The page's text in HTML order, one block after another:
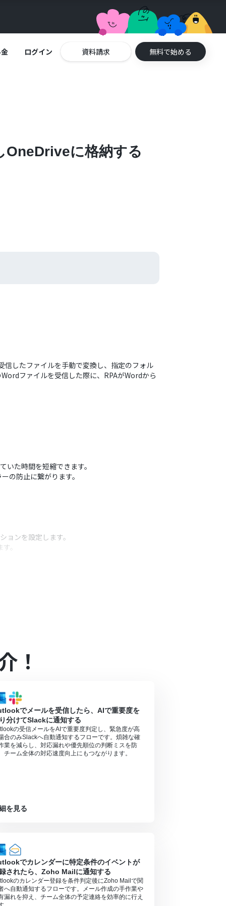
ログイン 資料請求 無料で始める
OneDriveに格納する
したファイルを手動で変換し、指定のフォル
ファイルを受信した際に、RPAがWordから
た時間を短縮できます。
の防止に繋がります。
ンを設定します。
。
変数としてファイル名に含めることも可能で
人向けプランに加入していない場合には認証
ニプラン・チームプランの場合は設定してい
アプリやブラウザを操作するオペレーション
、ご注意ください。
定しているフローボットのオペレーションは
リや機能（オペレーション）を使用すること
でご了承ください。
の場合はフローボットが起動しないため、ご
！
でメールを受信したら、AIで重要度を
分けてSlackに通知する
の受信メールをAIで重要度判定し、緊急度が高
合のみSlackへ自動通知するフローです。煩雑な確
業を減らし、対応漏れや優先順位の判断ミスを防
チーム全体の対応速度向上にもつながります。
を見る
でカレンダーに特定条件のイベントが
されたら、Zoho Mailに通知する
のカレンダー登録を条件判定後にZoho Mailで関
へ自動通知するフローです。メール作成の手作業や
漏れを抑え、チーム全体の予定連絡を効率的に行え